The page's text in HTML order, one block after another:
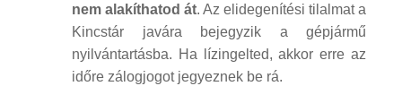
nem alakíthatod át. Az elidegenítési tilalmat a
Kincstár javára bejegyzik a gépjármű
nyilvántartásba. Ha lízingelted, akkor erre az
időre zálogjogot jegyeznek be rá.